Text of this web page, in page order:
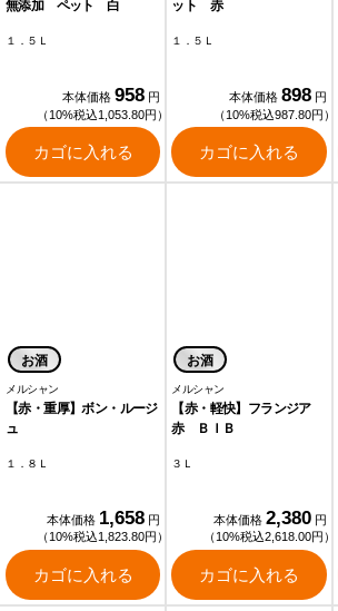
無添加 ペット 白
１．５Ｌ
本体価格 958 円
（10%税込1,053.80円）
カゴに入れる
ット 赤
１．５Ｌ
本体価格 898 円
（10%税込987.80円）
カゴに入れる
お酒
メルシャン
【赤・重厚】ボン・ルージ
ュ
１．８Ｌ
本体価格 1,658 円
（10%税込1,823.80円）
カゴに入れる
お酒
メルシャン
【赤・軽快】フランジア
赤 ＢＩＢ
３Ｌ
本体価格 2,380 円
（10%税込2,618.00円）
カゴに入れる